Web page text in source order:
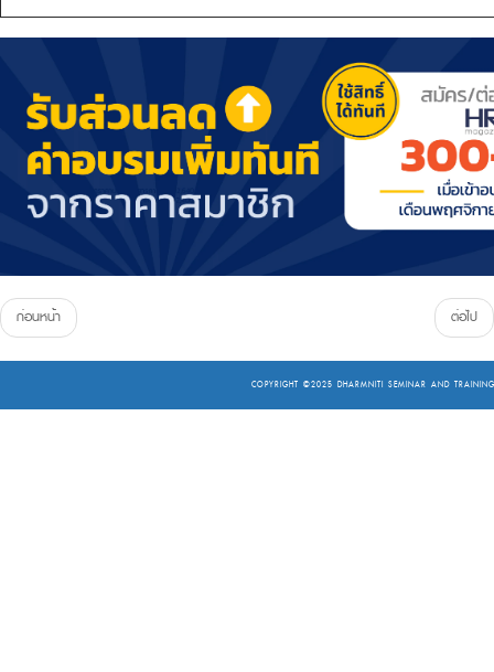
ก่อนหน้า ต่อไป
COPYRIGHT ©2025 DHARMNITI SEMINAR AND